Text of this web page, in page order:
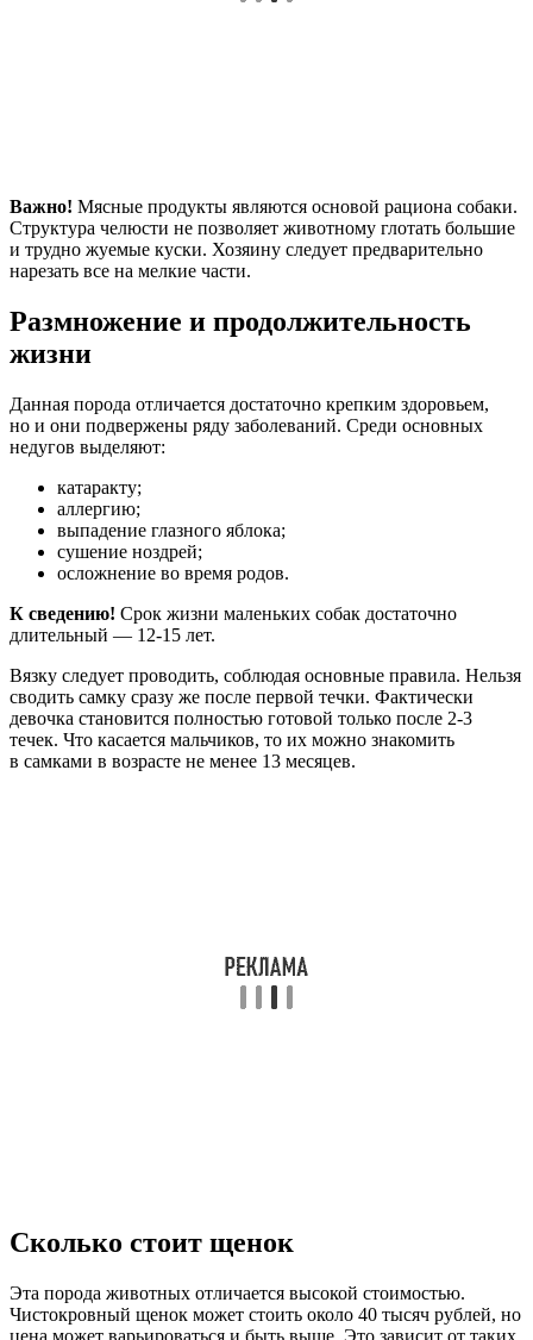
Важно! Мясные продукты являются основой рациона собаки.
Структура челюсти не позволяет животному глотать большие
и трудно жуемые куски. Хозяину следует предварительно
нарезать все на мелкие части.
Размножение и продолжительность
жизни
Данная порода отличается достаточно крепким здоровьем,
но и они подвержены ряду заболеваний. Среди основных
недугов выделяют:
катаракту;
аллергию;
выпадение глазного яблока;
сушение ноздрей;
осложнение во время родов.
К сведению! Срок жизни маленьких собак достаточно
длительный — 12-15 лет.
Вязку следует проводить, соблюдая основные правила. Нельзя
сводить самку сразу же после первой течки. Фактически
девочка становится полностью готовой только после 2-3
течек. Что касается мальчиков, то их можно знакомить
в самками в возрасте не менее 13 месяцев.
Сколько стоит щенок
Эта порода животных отличается высокой стоимостью.
Чистокровный щенок может стоить около 40 тысяч рублей, но
цена может варьироваться и быть выше. Это зависит от таких